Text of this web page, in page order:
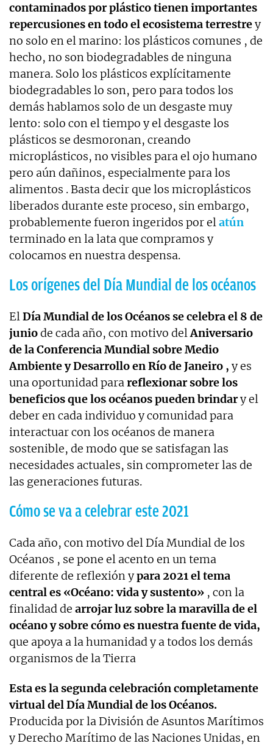
contaminados por plástico tienen importantes
repercusiones en todo el ecosistema terrestrey
no solo en el marino: los plásticos comunes , de
hecho, no son biodegradables de ninguna
manera. Solo los plásticos explícitamente
biodegradables lo son, pero para todos los
demás hablamos solo de un desgaste muy
lento: solo con el tiempo y el desgaste los
plásticos se desmoronan, creando
microplásticos, no visibles para el ojo humano
pero aún dañinos, especialmente para los
alimentos . Basta decir que los microplásticos
liberados durante este proceso, sin embargo,
probablemente fueron ingeridos por elatún
terminado en la lata que compramos y
colocamos en nuestra despensa.
Los orígenes del Día Mundial de los océanos
ElDía Mundial de los Océanos se celebra el 8 de
juniode cada año, con motivo delAniversario
de la Conferencia Mundial sobre Medio
Ambiente y Desarrollo en Río de Janeiro , y es
una oportunidad parareflexionar sobre los
beneficios que los océanos pueden brindary el
deber en cada individuo y comunidad para
interactuar con los océanos de manera
sostenible, de modo que se satisfagan las
necesidades actuales, sin comprometer las de
las generaciones futuras.
Cómo se va a celebrar este 2021
Cada año, con motivo del Día Mundial de los
Océanos , se pone el acento en un tema
diferente de reflexión ypara 2021 el tema
central es «Océano: vida y sustento» , con la
finalidad de arrojar luz sobre la maravilla de el
océano y sobre cómo es nuestra fuente de vida,
que apoya a la humanidad y a todos los demás
organismos de la Tierra
Esta es la segunda celebración completamente
virtual del Día Mundial de los Océanos.
Producida por la División de Asuntos Marítimos
y Derecho Marítimo de las Naciones Unidas, en